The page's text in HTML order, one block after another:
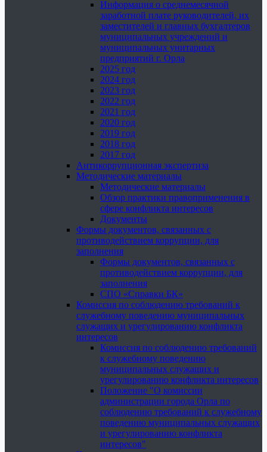
Информация о среднемесячной
заработной плате руководителей, их
заместителей и главных бухгалтеров
муниципальных учреждений и
муниципальных унитарных
предприятий г. Орла
2025 год
2024 год
2023 год
2022 год
2021 год
2020 год
2019 год
2018 год
2017 год
Антикоррупционная экспертиза
Методические материалы
Методические материалы
Обзор практики правоприменения в
сфере конфликта интересов
Документы
Формы документов, связанных с
противодействием коррупции, для
заполнения
Формы документов, связанных с
противодействием коррупции, для
заполнения
СПО «Справки БК»
Комиссия по соблюдению требований к
служебному поведению муниципальных
служащих и урегулированию конфликта
интересов
Комиссия по соблюдению требований
к служебному поведению
муниципальных служащих и
урегулированию конфликта интересов
Положение "О комиссии
администрации города Орла по
соблюдению требований к служебному
поведению муниципальных служащих
и урегулированию конфликта
интересов"